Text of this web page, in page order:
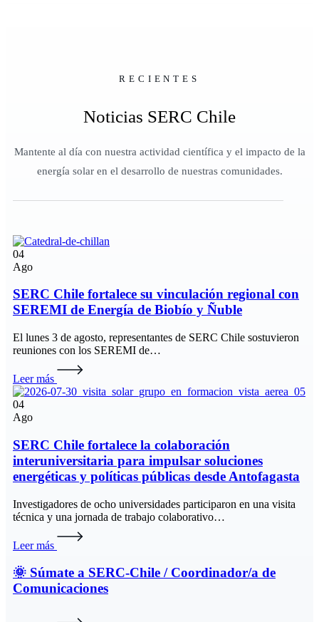
RECIENTES
Noticias SERC Chile
Mantente al día con nuestra actividad científica y el impacto de la
energía solar en el desarrollo de nuestras comunidades.
04
Ago
SERC Chile fortalece su vinculación regional con
SEREMI de Energía de Biobío y Ñuble
El lunes 3 de agosto, representantes de SERC Chile sostuvieron
reuniones con los SEREMI de…
Leer más
04
Ago
SERC Chile fortalece la colaboración
interuniversitaria para impulsar soluciones
energéticas y políticas públicas desde Antofagasta
Investigadores de ocho universidades participaron en una visita
técnica y una jornada de trabajo colaborativo…
Leer más
🌞 Súmate a SERC-Chile / Coordinador/a de
Comunicaciones